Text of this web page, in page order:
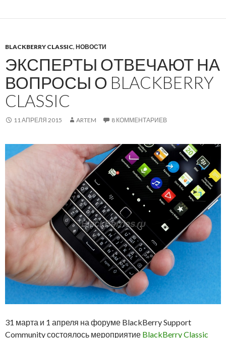
BLACKBERRY CLASSIC, НОВОСТИ
ЭКСПЕРТЫ ОТВЕЧАЮТ НА
ВОПРОСЫ О BLACKBERRY
CLASSIC
11 АПРЕЛЯ 2015 ARTEM 8 КОММЕНТАРИЕВ
31 марта и 1 апреля на форуме BlackBerry Support
Community состоялось мероприятие BlackBerry Classic